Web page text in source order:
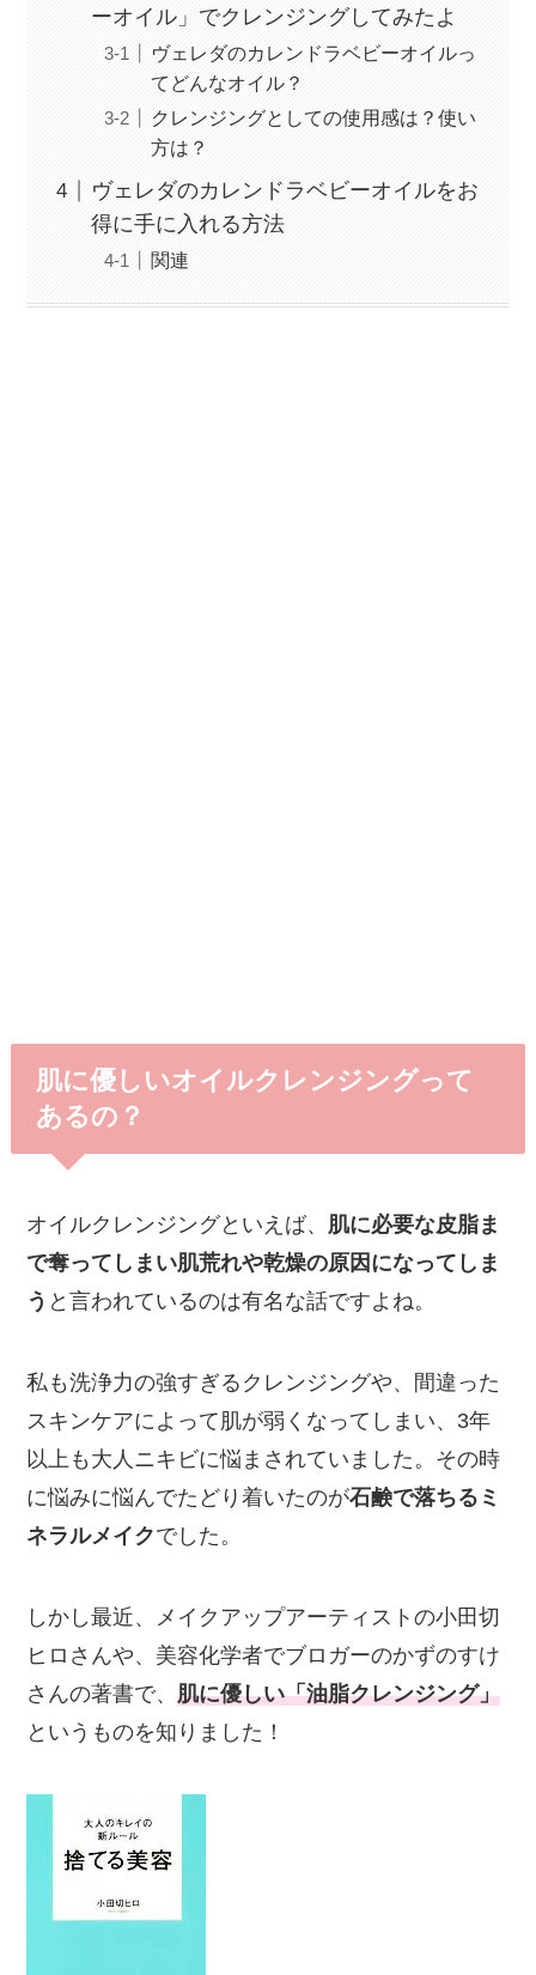
ーオイル」でクレンジングしてみたよ
ヴェレダのカレンドラベビーオイルっ
てどんなオイル？
クレンジングとしての使用感は？使い
方は？
ヴェレダのカレンドラベビーオイルをお
得に手に入れる方法
関連
肌に優しいオイルクレンジングって
あるの？
オイルクレンジングといえば、 肌に必要な皮脂ま
で奪ってしまい肌荒れや乾燥の原因になってしま
う と言われているのは有名な話ですよね。
私も洗浄力の強すぎるクレンジングや、間違った
スキンケアによって肌が弱くなってしまい、3年
以上も大人ニキビに悩まされていました。その時
に悩みに悩んでたどり着いたのが石鹸で落ちるミ
ネラルメイクでした。
しかし最近、メイクアップアーティストの小田切
ヒロさんや、美容化学者でブロガーのかずのすけ
さんの著書で、肌に優しい「油脂クレンジング」
というものを知りました！